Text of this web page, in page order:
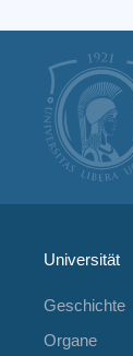
Universität
Geschichte
Organe